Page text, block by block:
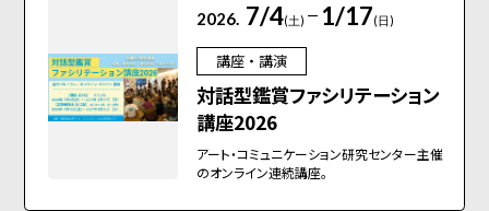
2026. 7/4(土) 1/17(日)
講座・講演
対話型鑑賞ファシリテーション
講座2026
アート・コミュニケーション研究センター主催
のオンライン連続講座。